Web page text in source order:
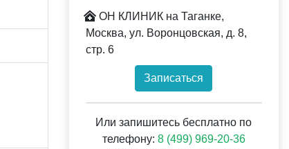
ОН КЛИНИК на Таганке,
Москва, ул. Воронцовская, д. 8,
стр. 6
Записаться
Или запишитесь бесплатно по
телефону: 8 (499) 969-20-36